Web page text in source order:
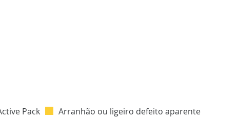
Arranhão ou ligeiro defeito aparente